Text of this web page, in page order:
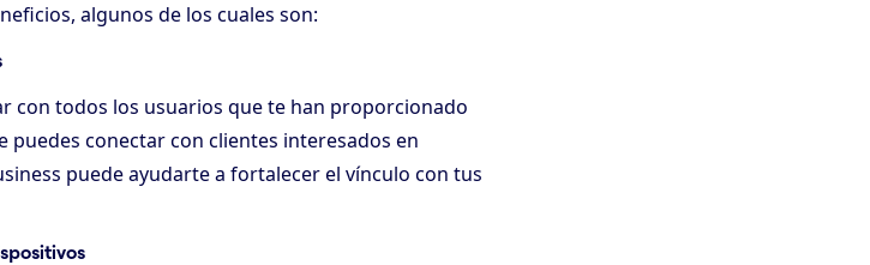
algunos de los cuales son:
con todos los usuarios que te han proporcionado
conectar con clientes interesados en
puede ayudarte a fortalecer el vínculo con tus